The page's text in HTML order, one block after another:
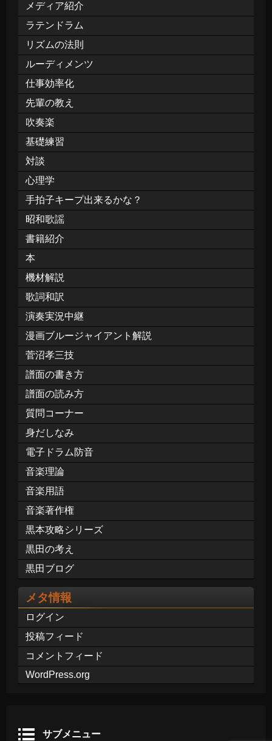
メディア紹介
ラテンドラム
リズムの法則
ルーディメンツ
仕事効率化
先輩の教え
吹奏楽
基礎練習
対談
心理学
手拍子キープ出来るかな？
昭和歌謡
書籍紹介
本
機材解説
歌詞和訳
演奏実況中継
漫画ブルージャイアント解説
菅沼孝三技
譜面の書き方
譜面の読み方
質問コーナー
身だしなみ
電子ドラム防音
音楽理論
音楽用語
音楽著作権
黒本攻略シリーズ
黒田の考え
黒田ブログ
メタ情報
ログイン
投稿フィード
コメントフィード
WordPress.org
サブメニュー